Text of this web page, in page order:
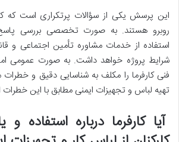
این پرسش یکی از سؤالات پرتکرار‌ی است که
روبرو هستند. به صورت تخصصی بررسی
استفاده از خدمات مشاوره تأمین اجتماعی و
شرایط پروژه خواهد داشت. به صورت عمومی
فنی کارفرما را مکلف به شناسایی دقیق و
تهیه لباس و تجهیزات ایمنی مطابق با این
آیا کارفرما درباره استفاده